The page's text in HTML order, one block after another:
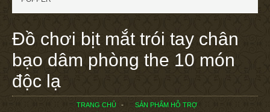
Đồ chơi bịt mắt trói tay chân
bạo dâm phòng the 10 món
độc lạ
TRANG CHỦ
SẢN PHẨM HỖ TRỢ